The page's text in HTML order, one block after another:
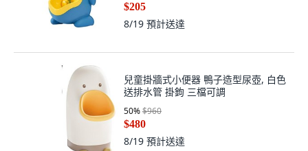
$205
8/19 預計送達
兒童掛牆式小便器 鴨子造型尿壺, 白色
送排水管 掛鉤 三檔可調
50%$960
$480
8/19 預計送達